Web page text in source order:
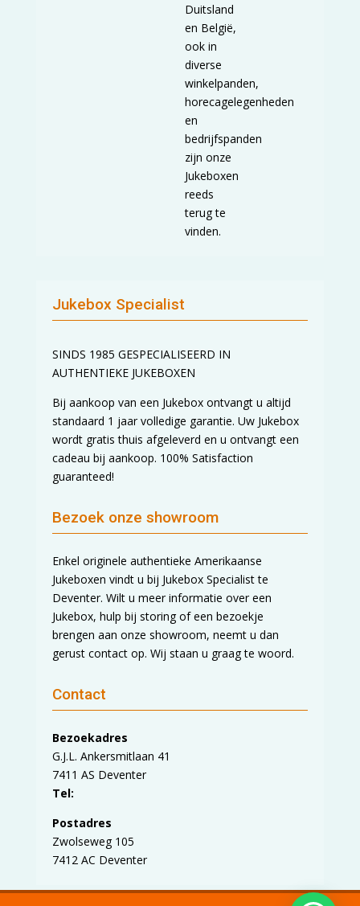
Duitsland
en België,
ook in
diverse
winkelpanden,
horecagelegenheden
en
bedrijfspanden
zijn onze
Jukeboxen
reeds
terug te
vinden.
Jukebox Specialist
SINDS 1985 GESPECIALISEERD IN
AUTHENTIEKE JUKEBOXEN
Bij aankoop van een Jukebox ontvangt u altijd
standaard 1 jaar volledige garantie. Uw Jukebox
wordt gratis thuis afgeleverd en u ontvangt een
cadeau bij aankoop. 100% Satisfaction
guaranteed!
Bezoek onze showroom
Enkel originele authentieke Amerikaanse
Jukeboxen vindt u bij Jukebox Specialist te
Deventer. Wilt u meer informatie over een
Jukebox, hulp bij storing of een bezoekje
brengen aan onze showroom, neemt u dan
gerust contact op. Wij staan u graag te woord.
Contact
Bezoekadres
G.J.L. Ankersmitlaan 41
7411 AS Deventer
Tel:
Postadres
Zwolseweg 105
7412 AC Deventer